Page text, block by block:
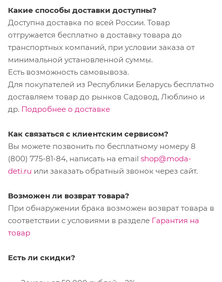
Какие способы доставки доступны?
Доступна доставка по всей России. Товар
отгружается бесплатно в доставку товара до
транспортных компаний, при условии заказа от
минимальной установленной суммы.
Есть возможность самовывоза.
Для покупателей из Республики Беларусь бесплатно
доставляем товар до рынков Садовод, Люблино и
др. Подробнее о доставке
Как связаться с клиентским сервисом?
Вы можете позвонить по бесплатному номеру 8
(800) 775-81-84, написать на email shop@moda-
deti.ru или заказать обратный звонок через сайт.
Возможен ли возврат товара?
При обнаружении брака возможен возврат товара в
соответствии с условиями в разделе Гарантия на
товар
Есть ли скидки?